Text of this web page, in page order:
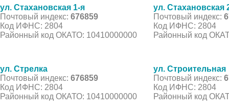
ул. Стахановская 1-я
Почтовый индекс: 676859
Код ИФНС: 2804
Районный код ОКАТО: 10410000000
ул. Стахановская
Почтовый индекс:
Код ИФНС: 2804
Районный код
ул. Стрелка
Почтовый индекс: 676859
Код ИФНС: 2804
Районный код ОКАТО: 10410000000
ул. Строительная
Почтовый индекс:
Код ИФНС: 2804
Районный код